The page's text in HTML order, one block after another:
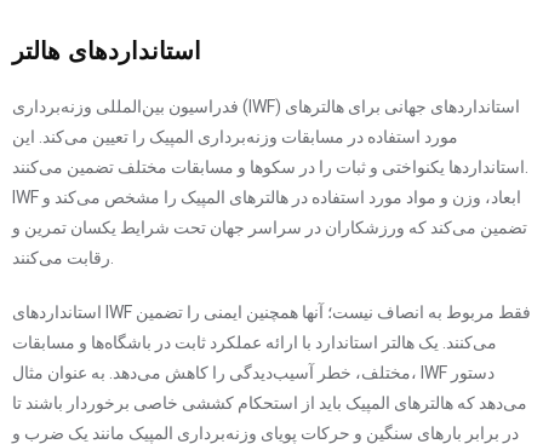
استانداردهای هالتر
فدراسیون بین‌المللی وزنه‌برداری (IWF) استانداردهای جهانی برای هالترهای
مورد استفاده در مسابقات وزنه‌برداری المپیک را تعیین می‌کند. این
استانداردها یکنواختی و ثبات را در سکوها و مسابقات مختلف تضمین می‌کنند.
IWF ابعاد، وزن و مواد مورد استفاده در هالترهای المپیک را مشخص می‌کند و
تضمین می‌کند که ورزشکاران در سراسر جهان تحت شرایط یکسان تمرین و
استانداردهای IWF فقط مربوط به انصاف نیست؛ آنها همچنین ایمنی را تضمین
می‌کنند. یک هالتر استاندارد با ارائه عملکرد ثابت در باشگاه‌ها و مسابقات
مختلف، خطر آسیب‌دیدگی را کاهش می‌دهد. به عنوان مثال، IWF دستور
می‌دهد که هالترهای المپیک باید از استحکام کششی خاصی برخوردار باشند تا
در برابر بارهای سنگین و حرکات پویای وزنه‌برداری المپیک مانند یک ضرب و